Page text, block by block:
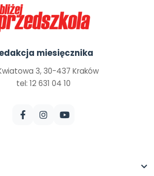
miesięcznika
3, 30-437 Kraków
tel: 12 631 04 10